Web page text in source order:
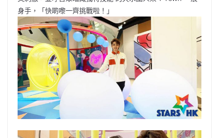
身手，「快啲嚟一齊挑戰啦！」